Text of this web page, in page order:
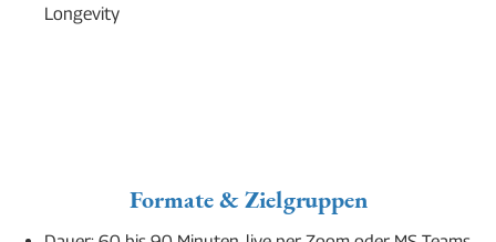
Longevity
Formate & Zielgruppen